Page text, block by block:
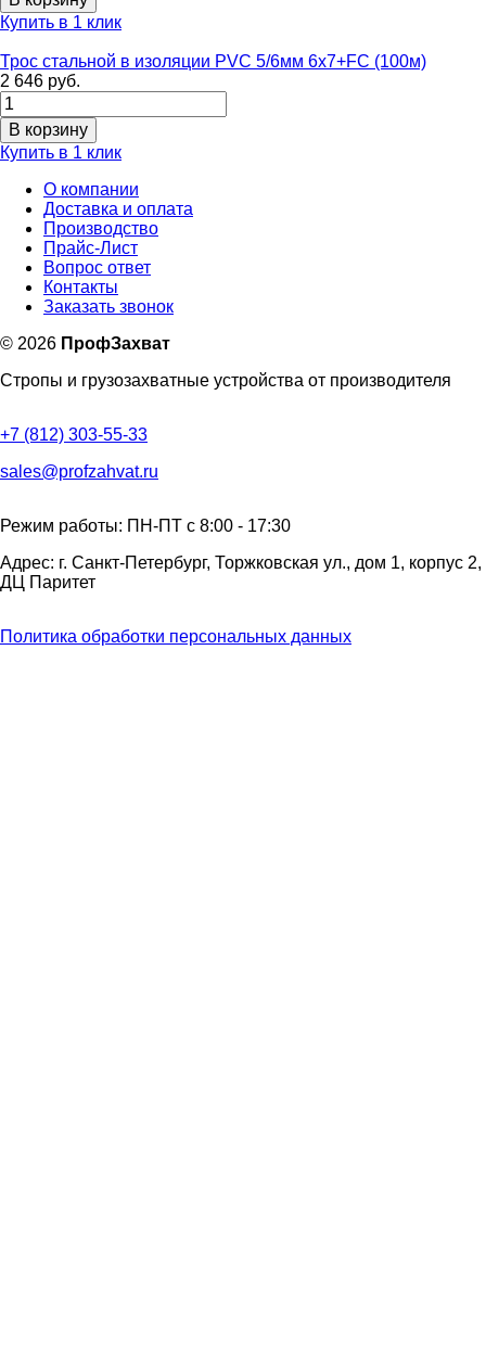
Купить в 1 клик
Трос стальной в изоляции PVC 5/6мм 6х7+FC (100м)
2 646 руб.
Купить в 1 клик
О компании
Доставка и оплата
Производство
Прайс-Лист
Вопрос ответ
Контакты
Заказать звонок
© 2026 ПрофЗахват
Стропы и грузозахватные устройства от производителя
+7 (812) 303-55-33
sales@profzahvat.ru
Режим работы: ПН-ПТ с 8:00 - 17:30
Адрес: г. Санкт-Петербург, Торжковская ул., дом 1, корпус 2,
ДЦ Паритет
Политика обработки персональных данных